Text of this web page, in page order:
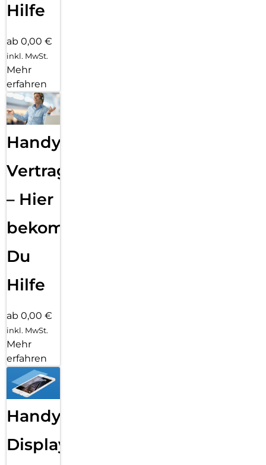
Hilfe
ab 0,00 €
inkl. MwSt.
Mehr
erfahren
Handy
Vertragsabwicklung
– Hier
bekommst
Du
Hilfe
ab 0,00 €
inkl. MwSt.
Mehr
erfahren
Handy
Displayfolie